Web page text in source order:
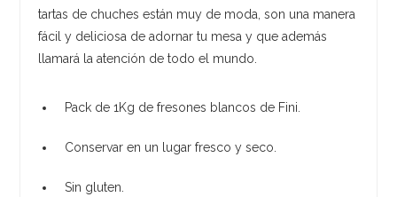
tartas de chuches están muy de moda, son una manera
fácil y deliciosa de adornar tu mesa y que además
llamará la atención de todo el mundo.
Pack de 1Kg de fresones blancos de Fini.
Conservar en un lugar fresco y seco.
Sin gluten.